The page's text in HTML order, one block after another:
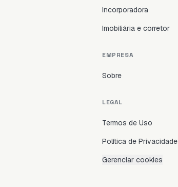
Incorporadora
Imobiliária e corretor
EMPRESA
Sobre
LEGAL
Termos de Uso
Política de Privacidade
Gerenciar cookies